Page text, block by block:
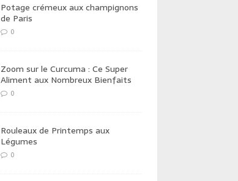
Potage crémeux aux champignons
de Paris
0
Zoom sur le Curcuma : Ce Super
Aliment aux Nombreux Bienfaits
0
Rouleaux de Printemps aux
Légumes
0